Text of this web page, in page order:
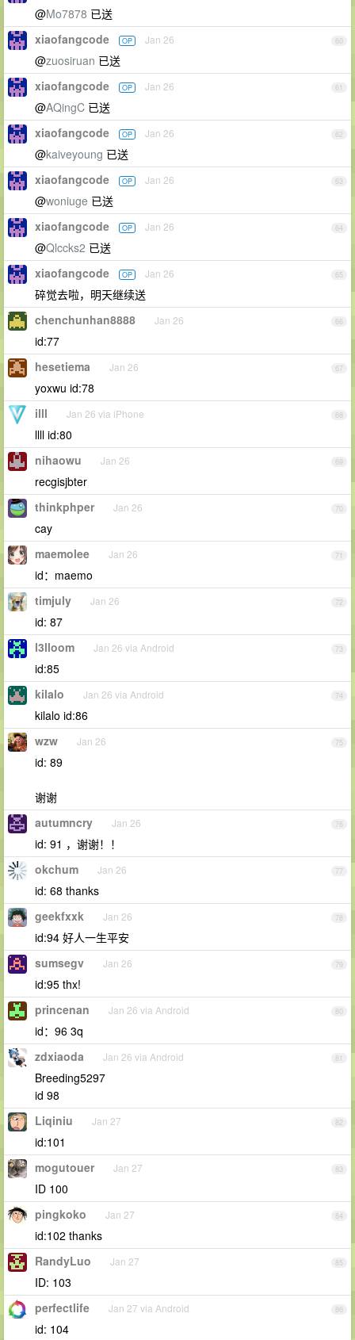
@Mo7878 已送
60
xiaofangcode OP Jan 26
@zuosiruan 已送
61
xiaofangcode OP Jan 26
@AQingC 已送
62
xiaofangcode OP Jan 26
@kaiveyoung 已送
63
xiaofangcode OP Jan 26
@woniuge 已送
64
xiaofangcode OP Jan 26
@Qlccks2 已送
65
xiaofangcode OP Jan 26
碎觉去啦，明天继续送
66
chenchunhan8888 Jan 26
id:77
67
hesetiema Jan 26
yoxwu id:78
68
illl Jan 26 via iPhone
llll id:80
69
nihaowu Jan 26
recgisjbter
70
thinkphper Jan 26
cay
71
maemolee Jan 26
id：maemo
72
timjuly Jan 26
id: 87
73
l3lloom Jan 26 via Android
id:85
74
kilalo Jan 26 via Android
kilalo id:86
75
wzw Jan 26
id: 89
谢谢
76
autumncry Jan 26
id: 91 ，谢谢！！
77
okchum Jan 26
id: 68 thanks
78
geekfxxk Jan 26
id:94 好人一生平安
79
sumsegv Jan 26
id:95 thx!
80
princenan Jan 26 via Android
id：96 3q
81
zdxiaoda Jan 26 via Android
Breeding5297
id 98
82
Liqiniu Jan 27
id:101
83
mogutouer Jan 27
ID 100
84
pingkoko Jan 27
id:102 thanks
85
RandyLuo Jan 27
ID: 103
86
perfectlife Jan 27 via Android
id: 104